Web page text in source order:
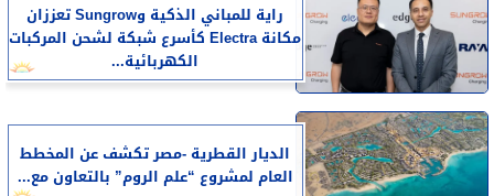
راية للمباني الذكية وSungrow تعززان
مكانة Electra كأسرع شبكة لشحن المركبات
الكهربائية...
الديار القطرية -مصر تكشف عن المخطط
العام لمشروع “علم الروم” بالتعاون مع...